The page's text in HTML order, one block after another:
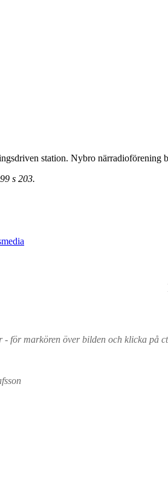
station. Nybro närradioförening
s 203.
markören över bilden och klicka på